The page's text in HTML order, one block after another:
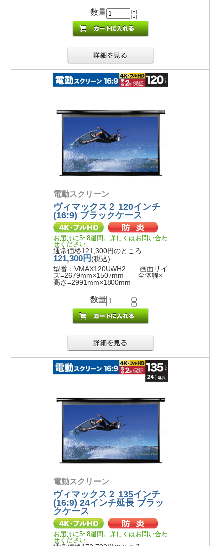
数量
電動スクリーン
ヴィマックス２ 120インチ
(16:9) ブラックケース
お届けに5~8週間。詳しくはお問い合わ
せください
通常価格121,300円のところ
121,300円 (税込)
型番：VMAX120UWH2 画面サイ
ズ=2679mm×1507mm 全体幅×
高さ=2991mm×1800mm
数量
電動スクリーン
ヴィマックス２ 135インチ
(16:9) 24インチ延長 ブラッ
クケース
お届けに5~8週間。詳しくはお問い合わ
せください